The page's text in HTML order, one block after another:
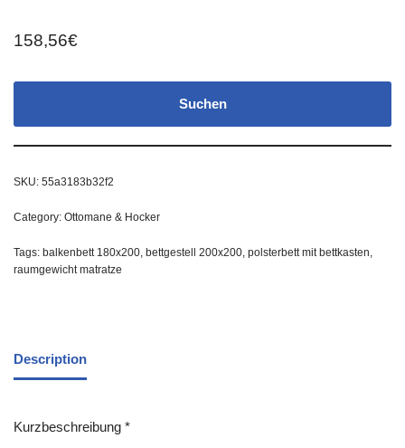
158,56€
Suchen
SKU: 55a3183b32f2
Category: Ottomane & Hocker
Tags: balkenbett 180x200 bettgestell 200x200 polsterbett mit bettkasten
raumgewicht matratze
Description
Kurzbeschreibung *